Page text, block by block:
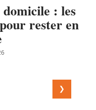
: les
rester en